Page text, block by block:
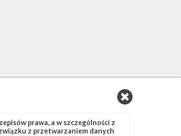
prawa, a w szczególności z
z przetwarzaniem danych